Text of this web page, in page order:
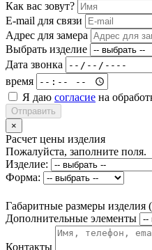
Как вас зовут?
E-mail для связи
Адрес для замера
Выбрать изделие
Дата звонка
время
Я даю согласие на
Отправить
×
Расчет цены изделия
Пожалуйста, заполните поля.
Изделие:
Форма:
Габаритные размеры изделия
Дополнительные элементы
Контакты